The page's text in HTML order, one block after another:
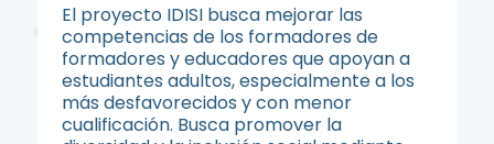
El proyecto IDISI busca mejorar las
competencias de los formadores de
formadores y educadores que apoyan a
estudiantes adultos, especialmente a los
más desfavorecidos y con menor
cualificación. Busca promover la